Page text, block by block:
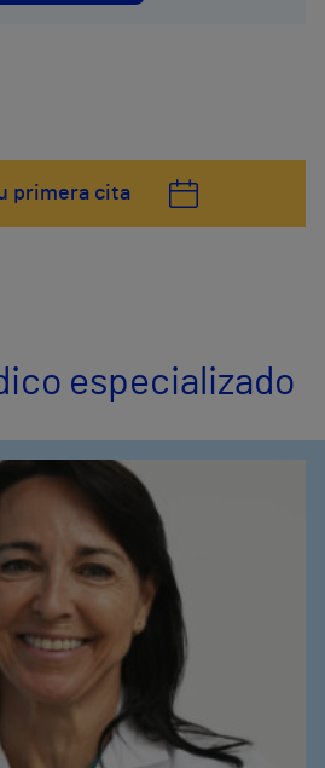
primera cita
especializado